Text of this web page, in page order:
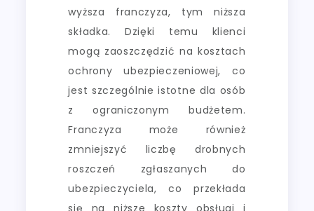
wyższa franczyza, tym niższa
składka. Dzięki temu klienci
mogą zaoszczędzić na kosztach
ochrony ubezpieczeniowej, co
jest szczególnie istotne dla osób
z ograniczonym budżetem.
Franczyza może również
zmniejszyć liczbę drobnych
roszczeń zgłaszanych do
ubezpieczyciela, co przekłada
się na niższe koszty obsługi i